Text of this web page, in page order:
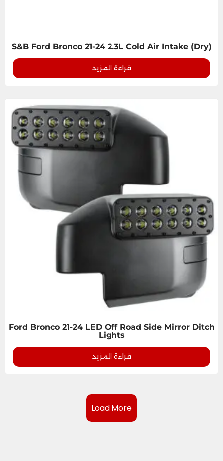
S&B Ford Bronco 21-24 2.3L Cold Air Intake (Dry)
قراءة المزيد
Ford Bronco 21-24 LED Off Road Side Mirror Ditch
Lights
قراءة المزيد
Load More